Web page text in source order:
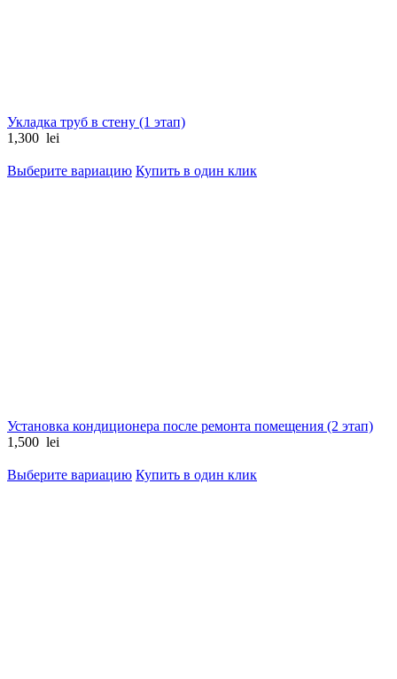
Укладка труб в стену (1 этап)
1,300 lei
Выберите вариацию Купить в один клик
Установка кондиционера после ремонта помещения (2 этап)
1,500 lei
Выберите вариацию Купить в один клик